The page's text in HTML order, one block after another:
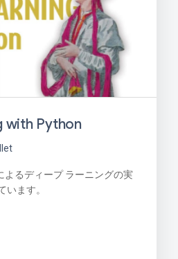
with Python
よるディープ ラーニングの実
います。